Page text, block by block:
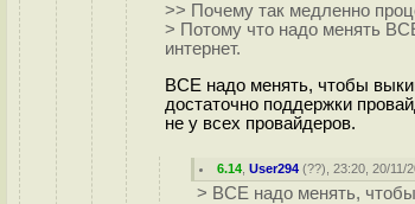
>> Почему так медленно
> Потому что надо менять
интернет.
ВСЕ надо менять, чтобы
достаточно поддержки
не у всех провайдеров.
6.14 ,User294 (??), 23:20, 20/11/
> ВСЕ надо менять,